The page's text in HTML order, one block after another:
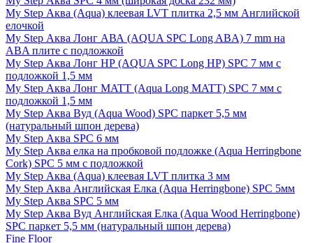
My Step Аква (Aqua) клеевая LVT плитка 2,5 мм Английской
елочкой
My Step Аква Лонг АВА (AQUA SPC Long ABA) 7 mm на
ABA плите с подложкой
My Step Аква Лонг НР (AQUA SPC Long HP) SPC 7 мм с
подложкой 1,5 мм
My Step Аква Лонг MATT (Aqua Long MATT) SPC 7 мм с
подложкой 1,5 мм
My Step Аква Вуд (Aqua Wood) SPC паркет 5,5 мм
(натуральный шпон дерева)
My Step Аква SPC 6 мм
My Step Аква елка на пробковой подложке (Aqua Herringbone
Cork) SPC 5 мм с подложкой
My Step Аква (Aqua) клеевая LVT плитка 3 мм
My Step Аква Английская Елка (Aqua Herringbone) SPC 5мм
My Step Аква SPC 5 мм
My Step Аква Вуд Английская Елка (Aqua Wood Herringbone)
SPC паркет 5,5 мм (натуральный шпон дерева)
Fine Floor